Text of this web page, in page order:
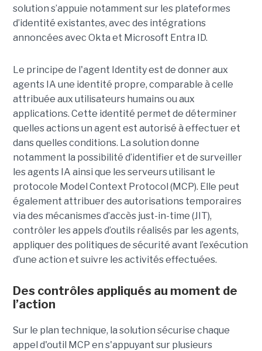
solution s’appuie notamment sur les plateformes
d’identité existantes, avec des intégrations
annoncées avec Okta et Microsoft Entra ID.
Le principe de l'agent Identity est de donner aux
agents IA une identité propre, comparable à celle
attribuée aux utilisateurs humains ou aux
applications. Cette identité permet de déterminer
quelles actions un agent est autorisé à effectuer et
dans quelles conditions. La solution donne
notamment la possibilité d’identifier et de surveiller
les agents IA ainsi que les serveurs utilisant le
protocole Model Context Protocol (MCP). Elle peut
également attribuer des autorisations temporaires
via des mécanismes d’accès just-in-time (JIT),
contrôler les appels d’outils réalisés par les agents,
appliquer des politiques de sécurité avant l’exécution
d’une action et suivre les activités effectuées.
Des contrôles appliqués au moment de
l’action
Sur le plan technique, la solution sécurise chaque
appel d'outil MCP en s'appuyant sur plusieurs